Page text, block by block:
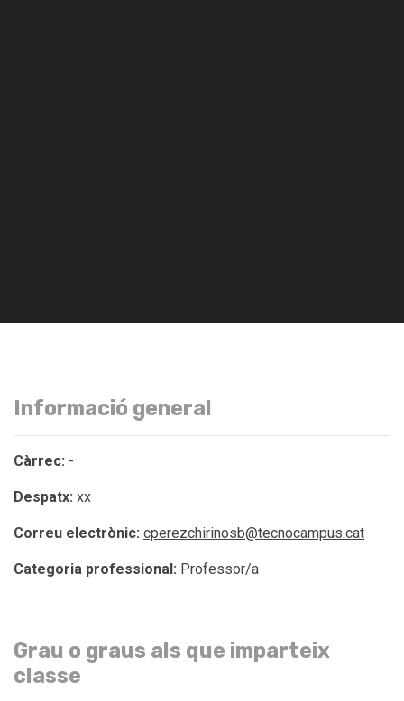
Informació general
Càrrec: -
Despatx: xx
Correu electrònic: cperezchirinosb@tecnocampus.cat
Categoria professional: Professor/a
Grau o graus als que imparteix
classe